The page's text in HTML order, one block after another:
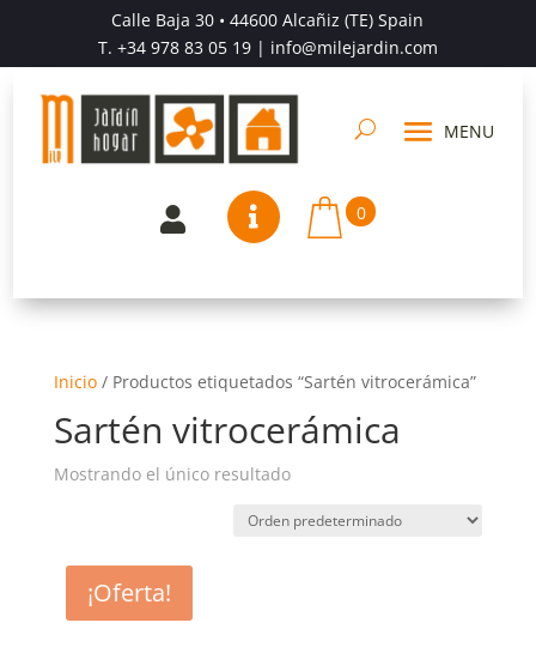
Calle Baja 30 • 44600 Alcañiz (TE) Spain
T. +34 978 83 05 19| info@milejardin.com
  0
Inicio/ Productos etiquetados “Sartén vitrocerámica”
Sartén vitrocerámica
Mostrando el único resultado
¡Oferta!